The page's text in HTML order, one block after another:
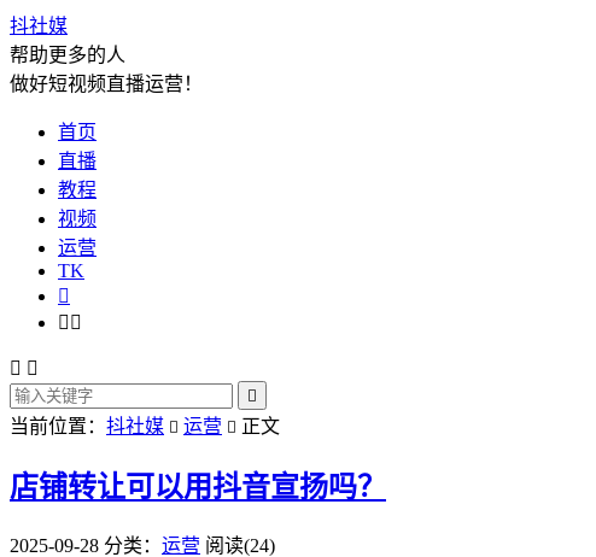
抖社媒
帮助更多的人
做好短视频直播运营！
首页
直播
教程
视频
运营
TK

 
 

当前位置： 抖社媒  运营  正文
店铺转让可以用抖音宣扬吗？
2025-09-28 分类： 运营 阅读(24)